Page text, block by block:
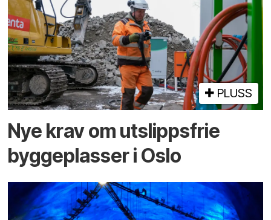
PLUSS
Nye krav om utslippsfrie
byggeplasser i Oslo